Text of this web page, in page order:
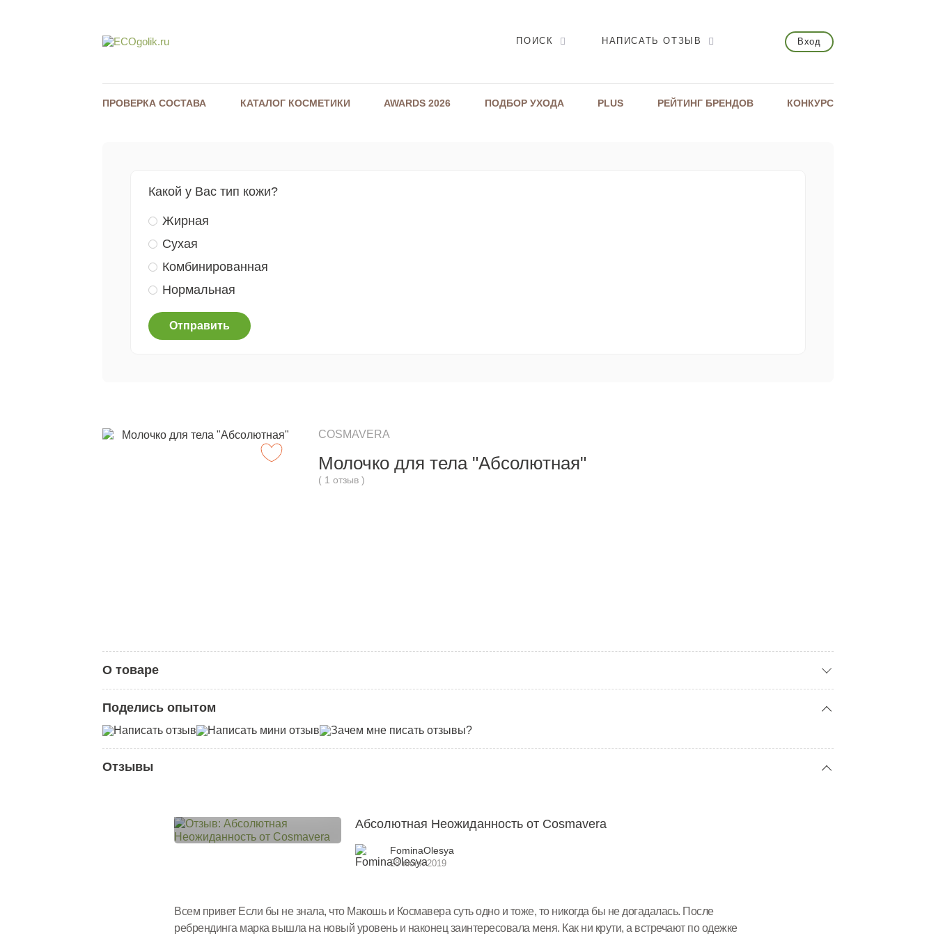
ПОИСК НАПИСАТЬ ОТЗЫВ Вход
ПРОВЕРКА СОСТАВА КАТАЛОГ КОСМЕТИКИ AWARDS 2026 ПОДБОР УХОДА PLUS РЕЙТИНГ БРЕНДОВ КОНКУРС
Какой у Вас тип кожи?
Жирная
Сухая
Комбинированная
Нормальная
Отправить
COSMAVERA
Молочко для тела "Абсолютная"
( 1 отзыв )
О товаре
Поделись опытом
Написать отзыв Написать мини отзыв Зачем мне писать отзывы?
Отзывы
Абсолютная Неожиданность от Cosmavera
FominaOlesya
28 июня 2019
Всем привет Если бы не знала, что Макошь и Космавера суть одно и тоже, то никогда бы не догадалась. После
ребрендинга марка вышла на новый уровень и наконец заинтересовала меня. Как ни крути, а встречают по одежке